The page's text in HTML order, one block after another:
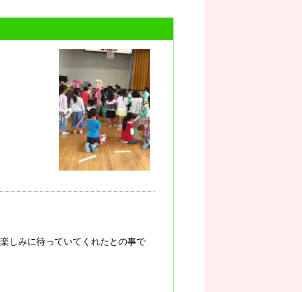
しみに待っていてくれたとの事で